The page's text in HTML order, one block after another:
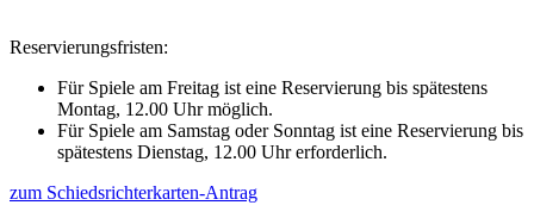
Reservierungsfristen:
Für Spiele am Freitag ist eine Reservierung bis spätestens
Montag, 12.00 Uhr möglich.
Für Spiele am Samstag oder Sonntag ist eine Reservierung bis
spätestens Dienstag, 12.00 Uhr erforderlich.
zum Schiedsrichterkarten-Antrag